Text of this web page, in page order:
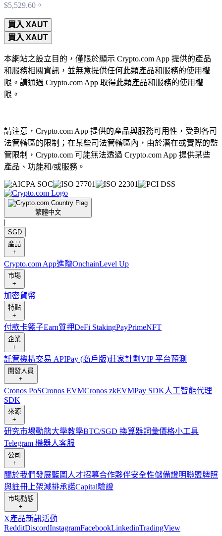
$5,529.60。
買入 XAUT
買入 XAUT
本網站之設立目的，僅限於顯示 Crypto.com App 提供的產品
和服務相關資訊，並無意提供任何此類產品和服務的使用權
限。請通過 Crypto.com App 取得此類產品和服務的使用權
限。
請注意，Crypto.com App 提供的產品與服務可用性，受到各司
法管轄區的限制；在某些司法管轄區內，由於潛在或實際的監
管限制，Crypto.com 可能無法透過 Crypto.com App 提供某些
產品、功能和/或服務。
繁體中文
|
SGD
產品
+
Crypto.com App進階OnchainLevel Up
市場
+
加密貨幣
特點
+
付款卡籃子Earn質押DeFi StakingPayPrimeNFT
企業
+
託管機構交易 APIPay (商戶版)莊家計劃 VIP 平台預測
開發人員
+
Cronos PoSCronos EVMCronos zkEVMPay SDK人工智能代理
SDK
來源
+
研究市場動態大學教學BTC/SGD 換算器詞彙價格小工具
Telegram 機器人客服
公司
+
關於我們發展藍圖 人才招募合作夥伴安全性儲備證明聯盟牌照
與註冊 上架減排承諾Capital驗證
市場動態
+
X產品新訊活動
RedditDiscordInstagramFacebookLinkedinTradingView